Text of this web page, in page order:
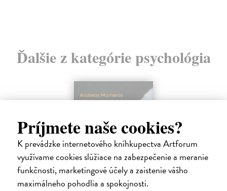
Príjmete naše cookies?
K prevádzke internetového kníhkupectva Artforum
využívame cookies slúžiace na zabezpečenie a meranie
funkčnosti, marketingové účely a zaistenie vášho
maximálneho pohodlia a spokojnosti.
Ďalšie z kategórie psychológia